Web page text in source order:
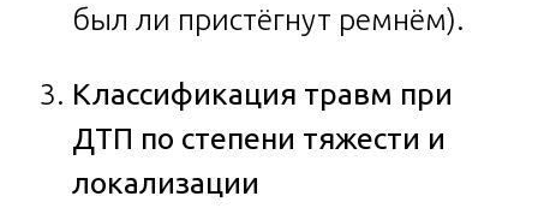
был ли пристёгнут ремнём).
Классификация травм при
ДТП по степени тяжести и
локализации